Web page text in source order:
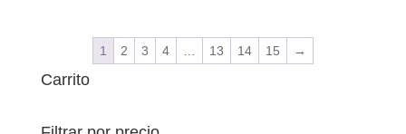
1 2 3 4 13 14 15 →
Carrito